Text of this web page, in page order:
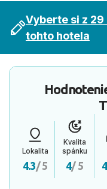
Vyberte si z
tohto hotela
Lokalita
4.3/ 5
Kvalita
spánku
4/ 5